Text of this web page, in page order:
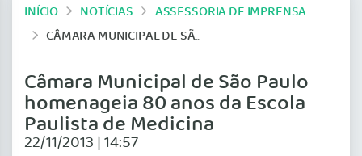
INÍCIO NOTÍCIAS
ASSESSORIA DE IMPRENSA
CÂMARA MUNICIPAL DE SÃO PAULO HOMENAGEIA 80 ANOS DA ESCOLA PAULISTA DE MEDICINA
Câmara Municipal de São Paulo
homenageia 80 anos da Escola
Paulista de Medicina
22/11/2013 | 14:57